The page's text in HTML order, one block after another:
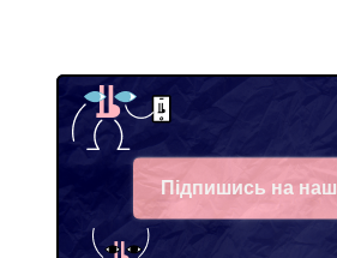
Підпишись на наш
Telegram